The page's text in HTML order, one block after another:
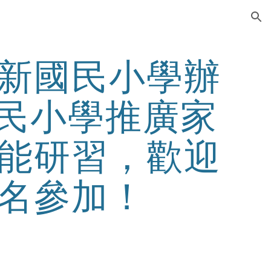
國民小學辦
小學推廣家
研習，歡迎
參加！